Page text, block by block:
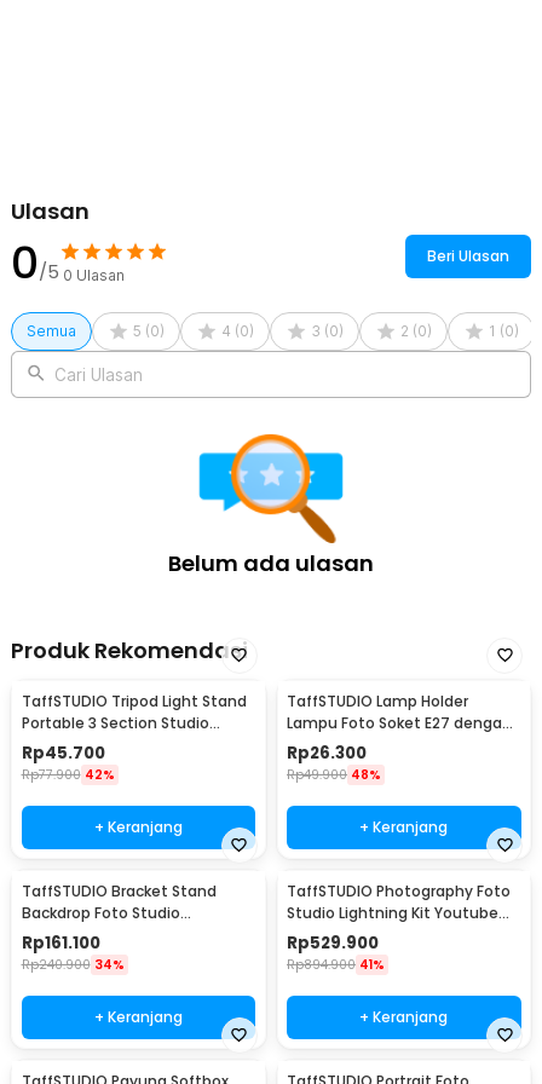
1 x Kabel USB Type C
1 x Panduan Penggunaan
Ulasan
0/5 0 Ulasan
Beri Ulasan
Semua 5 (0) 4 (0) 3 (0) 2 (0) 1 (0)
Cari Ulasan
Belum ada ulasan
Produk Rekomendasi
TaffSTUDIO Tripod Light Stand
Portable 3 Section Studio
Lighting 2M - SN303
Rp45.700
Rp77.900 42%
+ Keranjang
TaffSTUDIO Lamp Holder
Lampu Foto Soket E27 dengan
Dudukan Payung Kabel 1.6M -
HQ-DZ001
Rp26.300
Rp49.900 48%
+ Keranjang
TaffSTUDIO Bracket Stand
Backdrop Foto Studio
190x300cm - BS-300
Rp161.100
Rp240.900 34%
+ Keranjang
TaffSTUDIO Photography Foto
Studio Lightning Kit Youtube
Vlog - D-HZ7
Rp529.900
Rp894.900 41%
+ Keranjang